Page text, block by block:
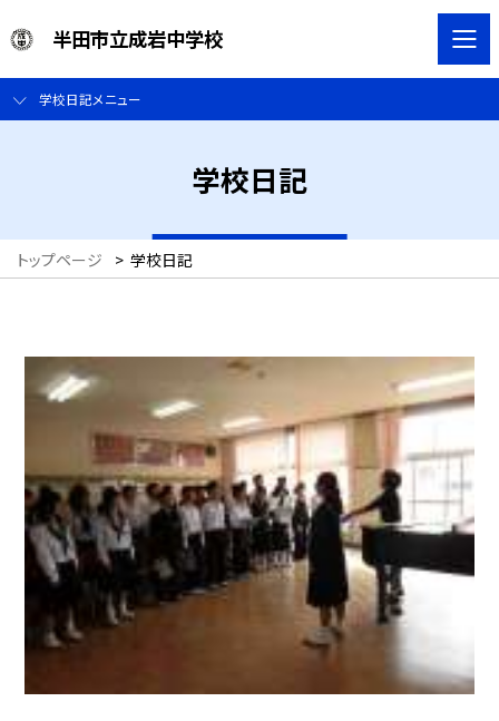
半田市立成岩中学校
学校日記メニュー
学校日記
トップページ > 学校日記